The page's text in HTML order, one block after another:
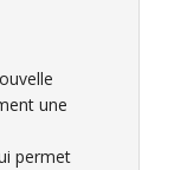
une
permet